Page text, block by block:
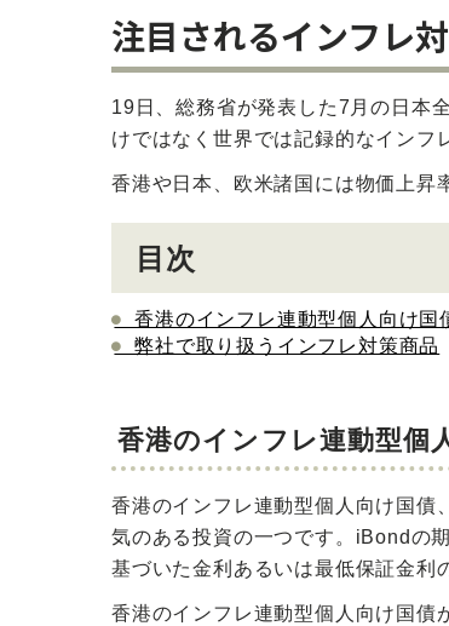
注目されるインフレ
19日、総務省が発表した7月の日本
けではなく世界では記録的なインフ
香港や日本、欧米諸国には物価上昇
目次
香港のインフレ連動型個人向け国
弊社で取り扱うインフレ対策商品
香港のインフレ連動型個
香港のインフレ連動型個人向け国債
気のある投資の一つです。iBondの
基づいた金利あるいは最低保証金利
香港のインフレ連動型個人向け国債